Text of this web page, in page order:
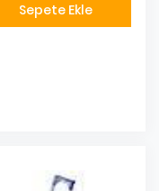
Sepete Ekle